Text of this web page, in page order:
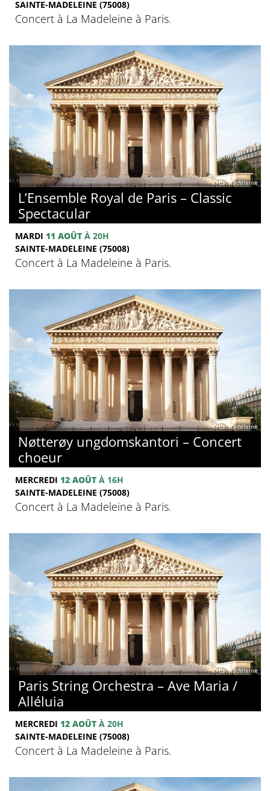
SAINTE-MADELEINE (75008)
Concert à La Madeleine à Paris.
© La Madeleine
L’Ensemble Royal de Paris – Classic
Spectacular
MARDI 11 AOÛT À 20H
SAINTE-MADELEINE (75008)
Concert à La Madeleine à Paris.
© La Madeleine
Nøtterøy ungdomskantori – Concert
choeur
MERCREDI 12 AOÛT À 16H
SAINTE-MADELEINE (75008)
Concert à La Madeleine à Paris.
© La Madeleine
Paris String Orchestra – Ave Maria /
Alléluia
MERCREDI 12 AOÛT À 20H
SAINTE-MADELEINE (75008)
Concert à La Madeleine à Paris.